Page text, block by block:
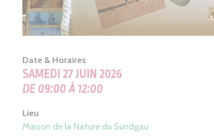
Date & Horaires
SAMEDI 27 JUIN 2026
DE 09:00 À 12:00
Lieu
Maison de la Nature du Sundgau